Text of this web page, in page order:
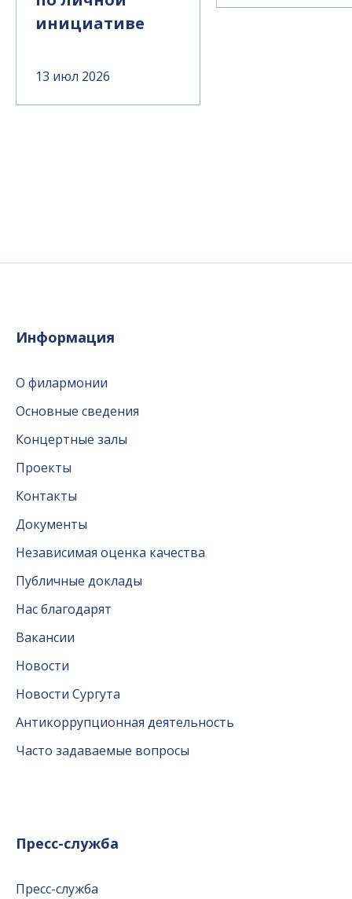
инициативе
13 июл 2026
Информация
О филармонии
Основные сведения
Концертные залы
Проекты
Контакты
Документы
Независимая оценка качества
Публичные доклады
Нас благодарят
Вакансии
Новости
Новости Сургута
Антикоррупционная деятельность
Часто задаваемые вопросы
Пресс-служба
Пресс-служба